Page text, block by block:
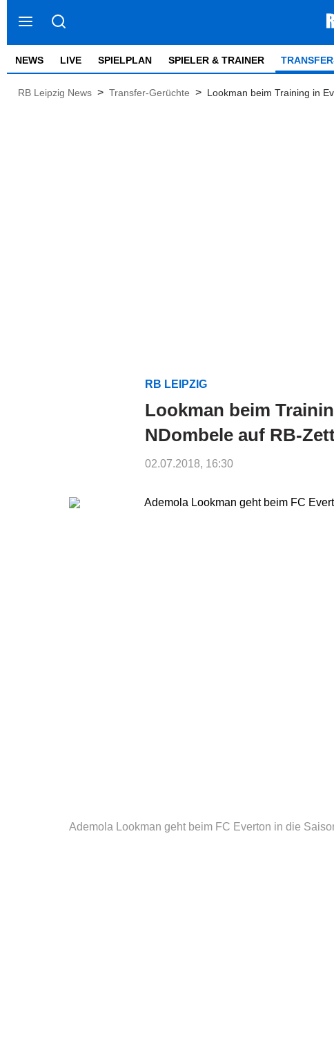
NEWS LIVE SPIELPLAN SPIELER & TRAINER
RB Leipzig News > Transfer-Gerüchte > Lookman beim Training in
RB LEIPZIG
Lookman beim
NDombele auf RB-
02.07.2018, 16:30
Ademola Lookman geht beim FC Everton in die